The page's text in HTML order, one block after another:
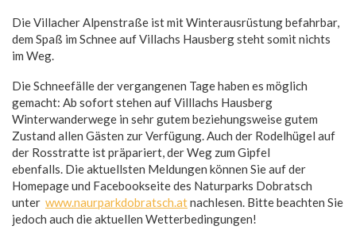
Die Villacher Alpenstraße ist mit Winterausrüstung befahrbar,
dem Spaß im Schnee auf Villachs Hausberg steht somit nichts
im Weg.
Die Schneefälle der vergangenen Tage haben es möglich
gemacht: Ab sofort stehen auf Villlachs Hausberg
Winterwanderwege in sehr gutem beziehungsweise gutem
Zustand allen Gästen zur Verfügung. Auch der Rodelhügel auf
der Rosstratte ist präpariert, der Weg zum Gipfel
ebenfalls. Die aktuellsten Meldungen können Sie auf der
Homepage und Facebookseite des Naturparks Dobratsch
unter www.naurparkdobratsch.atnachlesen. Bitte beachten Sie
jedoch auch die aktuellen Wetterbedingungen!